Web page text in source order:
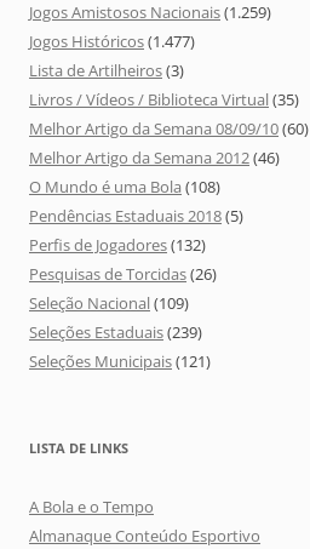
Jogos Amistosos Nacionais(1.259)
Jogos Históricos(1.477)
Lista de Artilheiros(3)
Livros / Vídeos / Biblioteca Virtual(35)
Melhor Artigo da Semana 08/09/10(60)
Melhor Artigo da Semana 2012(46)
O Mundo é uma Bola (108)
Pendências Estaduais 2018(5)
Perfis de Jogadores(132)
Pesquisas de Torcidas(26)
Seleção Nacional(109)
Seleções Estaduais(239)
Seleções Municipais(121)
LISTA DE LINKS
A Bola e o Tempo
Almanaque Conteúdo Esportivo